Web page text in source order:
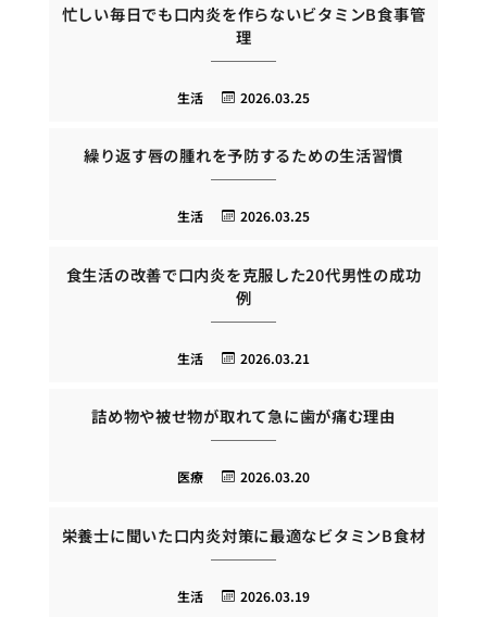
忙しい毎日でも口内炎を作らないビタミンB食事管
理
2026.03.25
生活
繰り返す唇の腫れを予防するための生活習慣
2026.03.25
生活
食生活の改善で口内炎を克服した20代男性の成功
例
2026.03.21
生活
詰め物や被せ物が取れて急に歯が痛む理由
2026.03.20
医療
栄養士に聞いた口内炎対策に最適なビタミンB食材
2026.03.19
生活